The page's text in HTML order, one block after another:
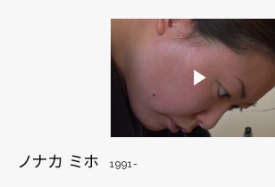
ノナカ ミホ 1991-